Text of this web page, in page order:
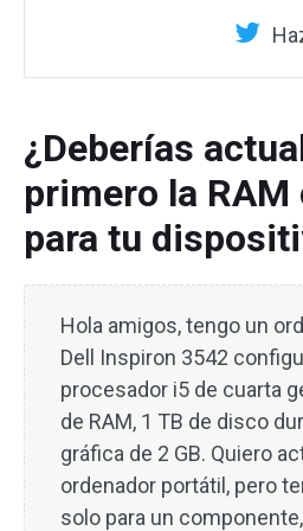
¿Deberías
primero la RAM
para tu
Hola amigos, tengo un
Dell Inspiron 3542
procesador i5 de cuarta
de RAM, 1 TB de disco
gráfica de 2 GB. Quiero
ordenador portátil, pero
solo para un